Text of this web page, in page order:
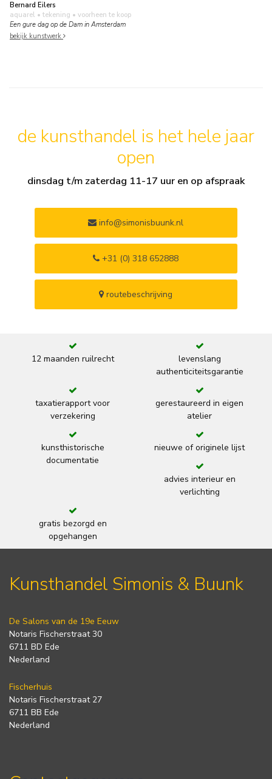
Bernard Eilers
aquarel • tekening • voorheen te koop
Een gure dag op de Dam in Amsterdam
bekijk kunstwerk
de kunsthandel is het hele jaar
open
dinsdag t/m zaterdag 11-17 uur en op afspraak
info@simonisbuunk.nl
+31 (0) 318 652888
routebeschrijving
12 maanden ruilrecht
levenslang
authenticiteitsgarantie
taxatierapport voor
verzekering
gerestaureerd in eigen
atelier
kunsthistorische
documentatie
nieuwe of originele lijst
advies interieur en
verlichting
gratis bezorgd en
opgehangen
Kunsthandel Simonis & Buunk
De Salons van de 19e Eeuw
Notaris Fischerstraat 30
6711 BD Ede
Nederland
Fischerhuis
Notaris Fischerstraat 27
6711 BB Ede
Nederland